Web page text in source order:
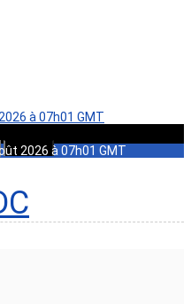
à 07h01 GMT
2026 à 07h01 GMT